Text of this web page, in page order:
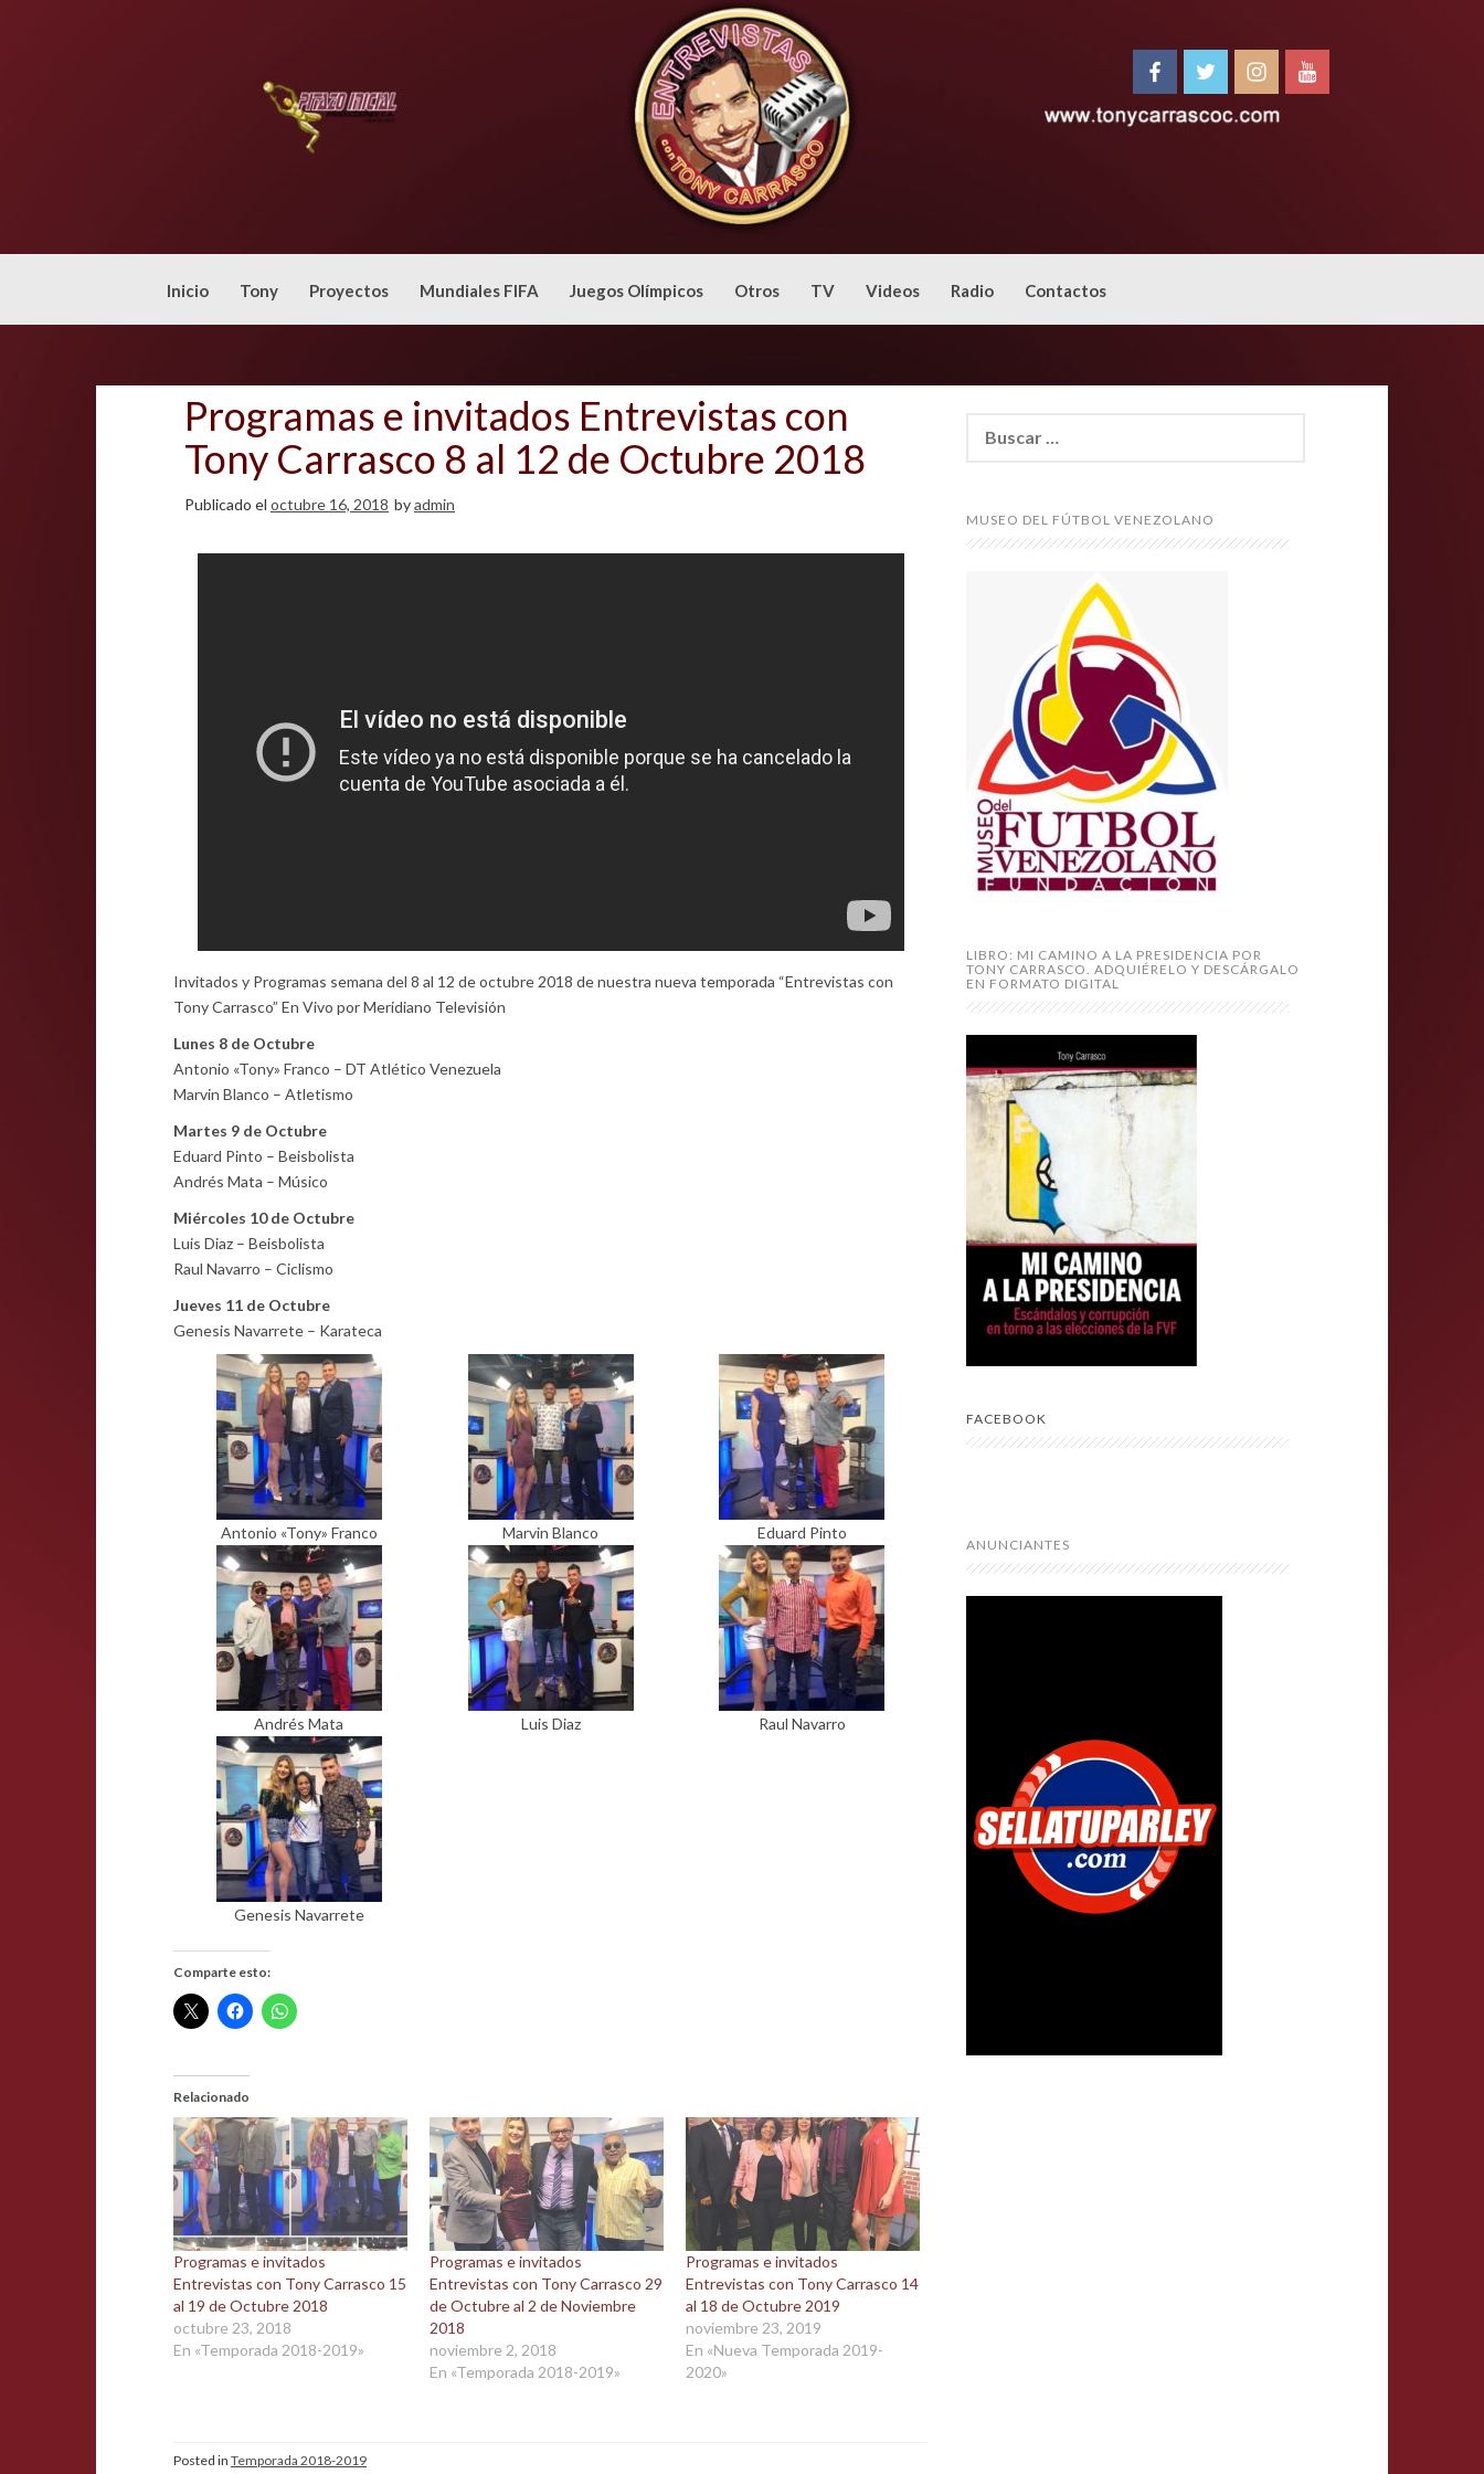
Inicio Tony Proyectos Mundiales FIFA Juegos Olímpicos Otros TV Videos Radio Contactos
Programas e invitados Entrevistas con
Tony Carrasco 8 al 12 de Octubre 2018
Publicado el octubre 16, 2018 byadmin
Invitados y Programas semana del 8 al 12 de octubre 2018 de nuestra nueva temporada “Entrevistas con
Tony Carrasco” En Vivo por Meridiano Televisión
Lunes 8 de Octubre
Antonio «Tony» Franco – DT Atlético Venezuela
Marvin Blanco – Atletismo
Martes 9 de Octubre
Eduard Pinto – Beisbolista
Andrés Mata – Músico
Miércoles 10 de Octubre
Luis Diaz – Beisbolista
Raul Navarro – Ciclismo
Jueves 11 de Octubre
Genesis Navarrete – Karateca
Antonio «Tony» Franco Marvin Blanco Eduard Pinto
Andrés Mata Luis Diaz Raul Navarro
Genesis Navarrete
Comparte esto:
Relacionado
Programas e invitados
Entrevistas con Tony Carrasco 15
al 19 de Octubre 2018
octubre 23, 2018
En «Temporada 2018-2019»
Programas e invitados
Entrevistas con Tony Carrasco 29
de Octubre al 2 de Noviembre
2018
noviembre 2, 2018
En «Temporada 2018-2019»
Programas e invitados
Entrevistas con Tony Carrasco 14
al 18 de Octubre 2019
noviembre 23, 2019
En «Nueva Temporada 2019-
2020»
Posted in Temporada 2018-2019
MUSEO DEL FÚTBOL VENEZOLANO
LIBRO: MI CAMINO A LA PRESIDENCIA POR
TONY CARRASCO. ADQUIÉRELO Y DESCÁRGALO
EN FORMATO DIGITAL
FACEBOOK
ANUNCIANTES